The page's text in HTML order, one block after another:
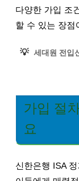
다양한 가입 조
할 수 있는 장점
💡 세대원 전입
가입 절
요
신한은행 ISA